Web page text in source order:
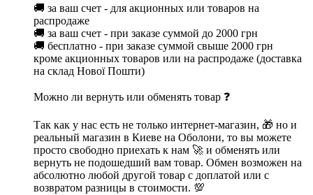
🚚 за ваш счет - для акционных или товаров на
распродаже
🚚 за ваш счет - при заказе суммой до 2000 грн
🚚 бесплатно - при заказе суммой свыше 2000 грн
кроме акционных товаров или на распродаже (доставка
на склад Нової Пошти)
Можно ли вернуть или обменять товар ❓
Так как у нас есть не только интернет-магазин, 🎁 но и
реальный магазин в Киеве на Оболони, то вы можете
просто свободно приехать к нам 🚀 и обменять или
вернуть не подошедший вам товар. Обмен возможен на
абсолютно любой другой товар с доплатой или с
возвратом разницы в стоимости. 💯